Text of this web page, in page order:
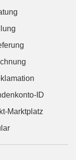
ID
Marktplatz